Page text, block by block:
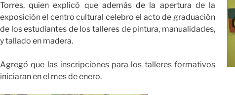
Torres, quien explicó que además de la apertura de la
exposición el centro cultural celebro el acto de graduación
de los estudiantes de los talleres de pintura, manualidades,
y tallado en madera.
Agregó que las inscripciones para los talleres formativos
iniciaran en el mes de enero.